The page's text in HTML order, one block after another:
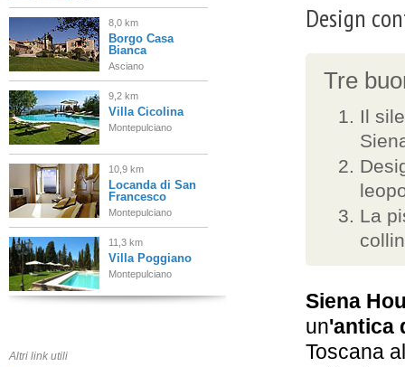
Design
Tre
Il
La
Siena
un'antica
Toscana
8,0 km
Borgo Casa
Bianca
Asciano
9,2 km
Villa Cicolina
Montepulciano
10,9 km
Locanda di San
Francesco
Montepulciano
11,3 km
Villa Poggiano
Montepulciano
Altri link utili